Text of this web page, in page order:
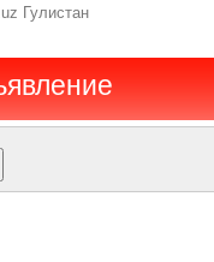
Гулистан